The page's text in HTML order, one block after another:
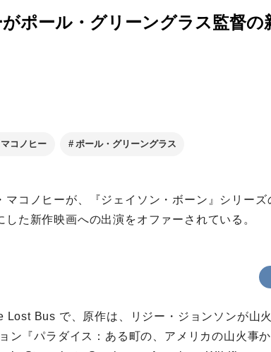
ポール・グリーングラス監督の
コノヒー ポール・グリーングラス
マコノヒーが、『ジェイソン・ボーン』シリーズ
た新作映画への出演をオファーされている。
Lost Bus で、原作は、リジー・ジョンソンが山
ン『パラダイス：ある町の、アメリカの山火事